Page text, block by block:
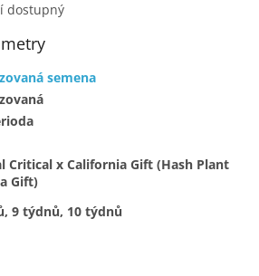
dostupný
semena
Critical x California Gift (Hash Plant
Gift)
9 týdnů, 10 týdnů